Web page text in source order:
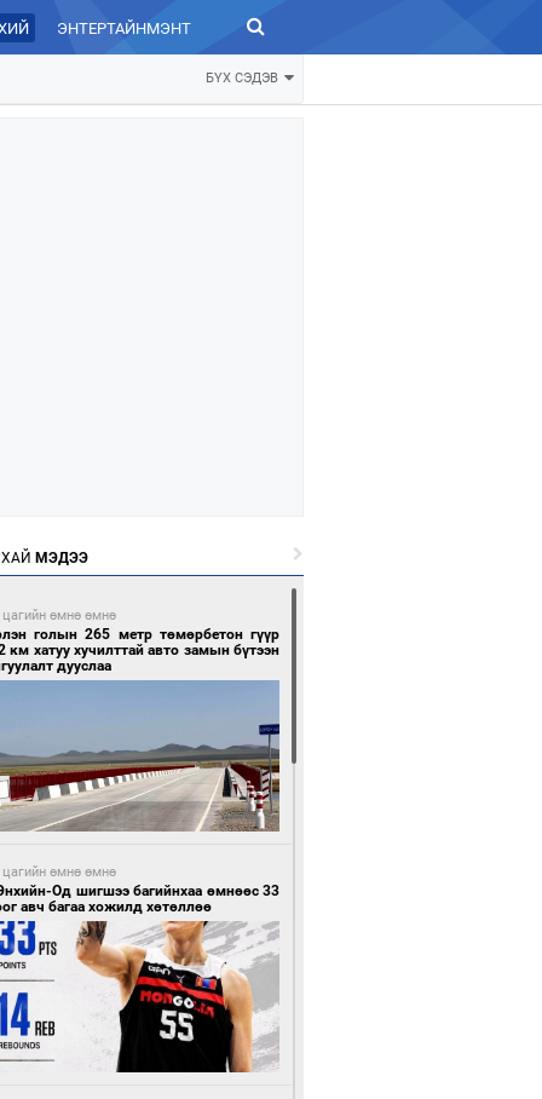
ЭНТЕРТАЙНМЭНТ ЗУРХАЙ
БҮХ СЭДЭВ
МЭДЭЭ
цагийн өмнө өмнө
голын 265 метр төмөрбетон гүүр
км хатуу хучилттай авто замын бүтээн
дууслаа
цагийн өмнө өмнө
Од шигшээ багийнхаа өмнөөс 33
авч багаа хожилд хөтөллөө